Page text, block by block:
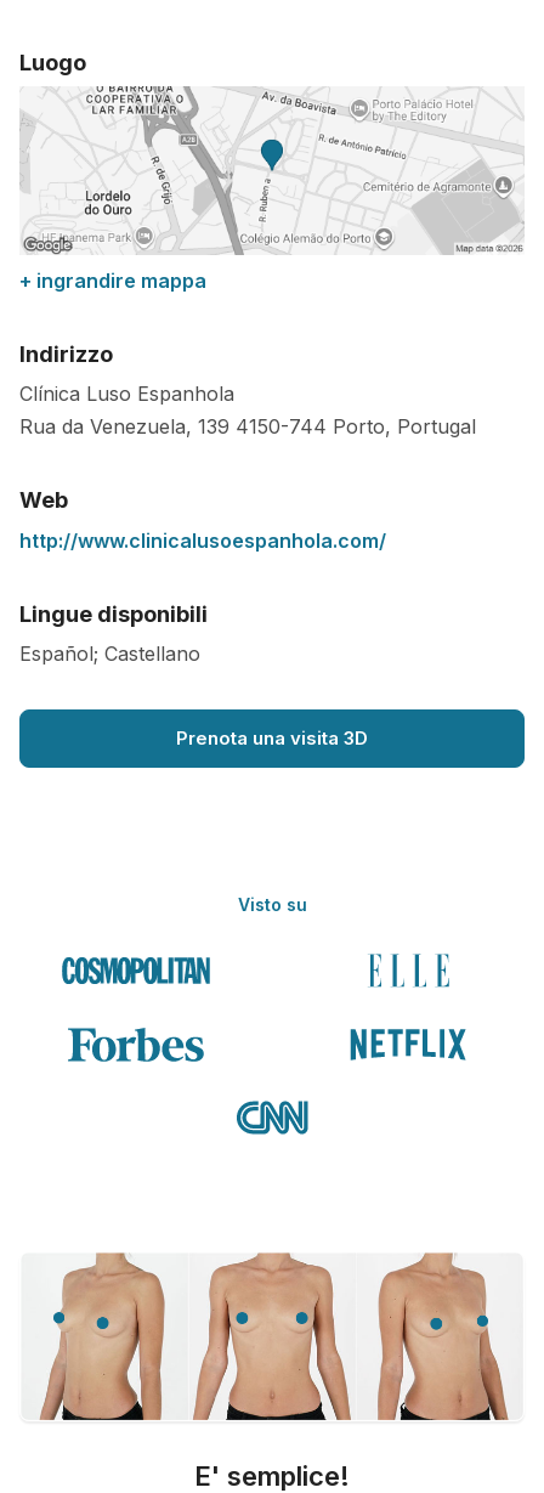
Luogo
+ ingrandire mappa
Indirizzo
Clínica Luso Espanhola
Rua da Venezuela, 139 4150-744 Porto, Portugal
Web
http://www.clinicalusoespanhola.com/
Lingue disponibili
Español; Castellano
Prenota una visita 3D
Visto su
E' semplice!